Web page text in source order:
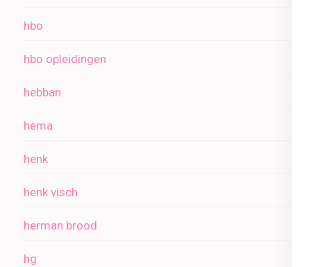
hbo
hbo opleidingen
hebban
hema
henk
henk visch
herman brood
hg